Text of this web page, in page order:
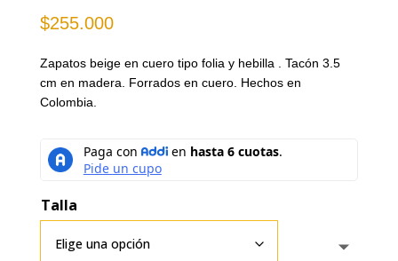
$255.000
Zapatos beige en cuero tipo folia y hebilla . Tacón 3.5
cm en madera. Forrados en cuero. Hechos en
Colombia.
Talla